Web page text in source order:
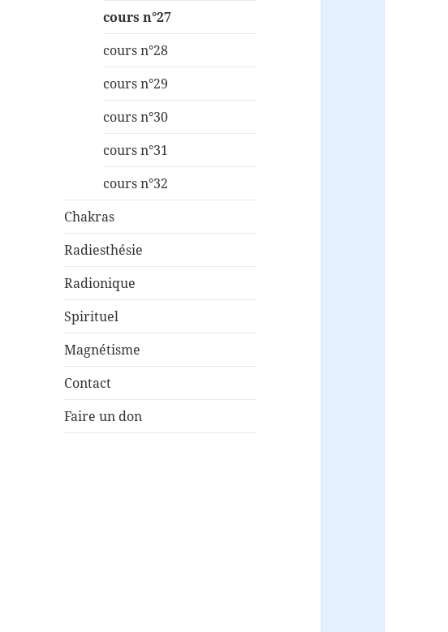
cours n°27
cours n°28
cours n°29
cours n°30
cours n°31
cours n°32
Chakras
Radiesthésie
Radionique
Spirituel
Magnétisme
Contact
Faire un don